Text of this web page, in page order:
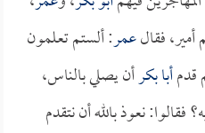
أمير، فقالعمر: ألستم تعلمون
قدمأبا بكرأن يصلي بالناس،
نعوذ بالله أن نتقدم